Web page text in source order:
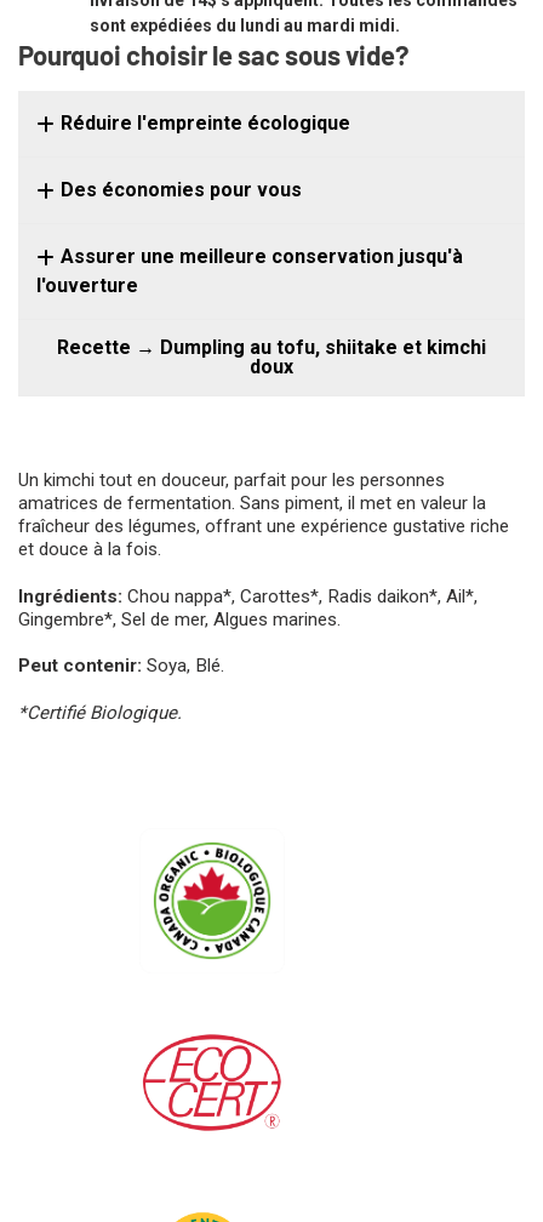
sont expédiées du lundi au mardi midi.
Pourquoi choisir le sac sous vide?
Réduire l'empreinte écologique
Des économies pour vous
Assurer une meilleure conservation jusqu'à
l'ouverture
Recette → Dumpling au tofu, shiitake et kimchi
doux
Un kimchi tout en douceur, parfait pour les personnes
amatrices de fermentation. Sans piment, il met en valeur la
fraîcheur des légumes, offrant une expérience gustative riche
et douce à la fois.
Ingrédients: Chou nappa*, Carottes*, Radis daikon*, Ail*,
Gingembre*, Sel de mer, Algues marines.
Peut contenir: Soya, Blé.
*Certifié Biologique.